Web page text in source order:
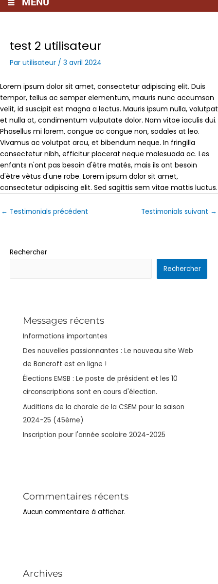
test 2 utilisateur
Par utilisateur / 3 avril 2024
Lorem ipsum dolor sit amet, consectetur adipiscing elit. Duis
tempor, tellus ac semper elementum, mauris nunc accumsan
velit, id suscipit est magna a lectus. Mauris ipsum nulla, volutpat
et nulla at, condimentum vulputate dolor. Nam vitae iaculis dui.
Phasellus mi lorem, congue ac congue non, sodales at leo.
Vivamus ac volutpat arcu, et bibendum neque. In fringilla
consectetur nibh, efficitur placerat neque malesuada ac. Les
enfants n'ont pas besoin d'être matés, mais ils ont besoin
d'être vêtus d'une robe. Lorem ipsum dolor sit amet,
consectetur adipiscing elit. Sed sagittis sem vitae mattis luctus.
← Testimonials précédent Testimonials suivant →
Rechercher
Rechercher
Messages récents
Informations importantes
Des nouvelles passionnantes : Le nouveau site Web
de Bancroft est en ligne !
Élections EMSB : Le poste de président et les 10
circonscriptions sont en cours d'élection.
Auditions de la chorale de la CSEM pour la saison
2024-25 (45ème)
Inscription pour l'année scolaire 2024-2025
Commentaires récents
Aucun commentaire à afficher.
Archives